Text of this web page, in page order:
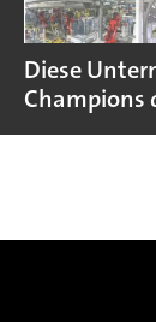
Diese
Champions